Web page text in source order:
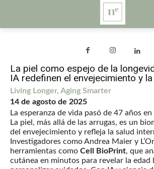
La piel como espejo de la
IA redefinen el envejecimiento y
Living Longer, Aging Smarter
14 de agosto de 2025
La esperanza de vida pasó de 47 años
La piel, más allá de las arrugas, es un
del envejecimiento y refleja la salud
Investigadores como Andrea Maier y
herramientas como Cell BioPrint, que
cutánea en minutos para revelar la edad